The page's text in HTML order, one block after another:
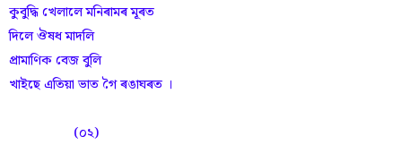
কুবুদ্ধি খেলালে মনিৰামৰ মূৰত
দিলে ঔষধ মাদলি
প্ৰামাণিক বেজ বুলি
খাইছে এতিয়া ভাত গৈ ৰঙাঘৰত ।
(০২)